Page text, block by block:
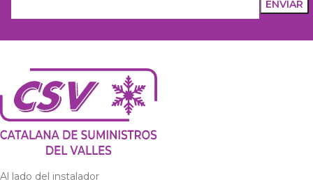
Al lado del instalador